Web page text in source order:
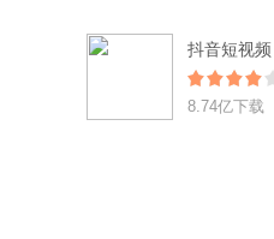
抖音短视频
8.74亿下载